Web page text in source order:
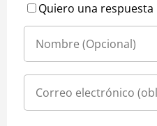
Quiero una